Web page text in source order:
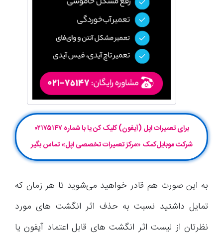
برای تعمیرات اپل (آیفون) کلیک کن یا با شماره ۰۲۱۷۵۱۴۷
شرکت موبایل‌کمک «مرکز تعمیرات تخصصی اپل» تماس بگیر
به این صورت هم قادر خواهید می‌شوید تا هر زمان که
تمایل داشتید نسبت به حذف اثر انگشت های مورد
نظرتان از لیست اثر انگشت های قابل اعتماد آیفون یا